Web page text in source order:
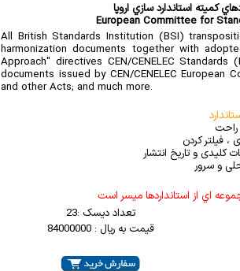
کميته استاندارد سازي اروپا
European Committee for
All British Standards Institution (BSI)
harmonization documents together with
Approach" directives CEN/CENELEC
documents issued by CEN/CENELEC European
and other Acts; and much more.
راحت
فیلتر کردن
کلیدی و تاریخ انتشار
و سرور
اي از استانداردها ميسر است
تعداد دیسک :23
قیمت به ریال : 84000000